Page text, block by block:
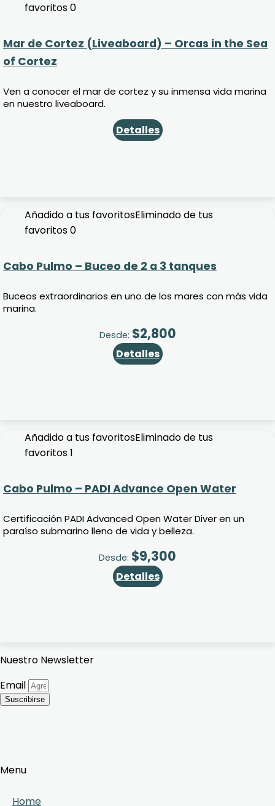
favoritos0
Mar de Cortez (Liveaboard) – Orcas in the Sea
of Cortez
Ven a conocer el mar de cortez y su inmensa vida marina
en nuestro liveaboard.
Detalles
Añadido a tus favoritosEliminado de tus
favoritos0
Cabo Pulmo – Buceo de 2 a 3 tanques
Buceos extraordinarios en uno de los mares con más vida
marina.
Desde: $2,800
Detalles
Añadido a tus favoritosEliminado de tus
favoritos1
Cabo Pulmo – PADI Advance Open Water
Certificación PADI Advanced Open Water Diver en un
paraíso submarino lleno de vida y belleza.
Desde: $9,300
Detalles
Nuestro Newsletter
Email
Suscribirse
Menu
Home